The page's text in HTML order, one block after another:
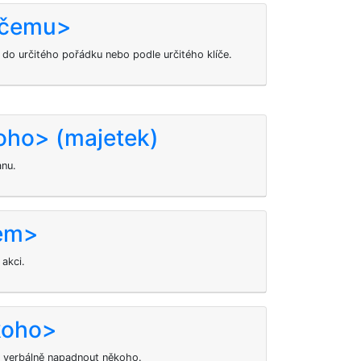
určitého pořádku nebo podle určitého klíče.
(majetek)
napadnout někoho.